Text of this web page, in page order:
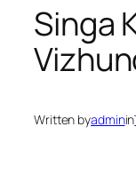
Singa
Written byadminin